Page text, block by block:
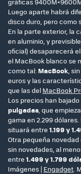
Luego aparte habrá
disco duro, pero como
En la parte exterior, la
en aluminio, y
oficial) desaparecerá
el MacBook blanco se
como tal: MacBook,
euros y las
que las del MacBook
Los precios han
pulgadas, que
gama en 2.299
situará entre 1.199 y
Otra pequeña novedad
sin novedades, al
entre 1.499 y 1.799
Imágenes | Engadget.